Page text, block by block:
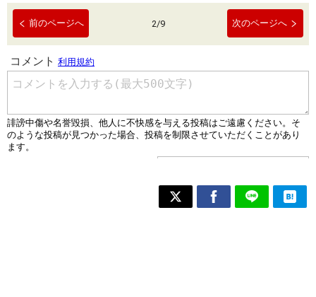
前のページへ 2/9 次のページへ